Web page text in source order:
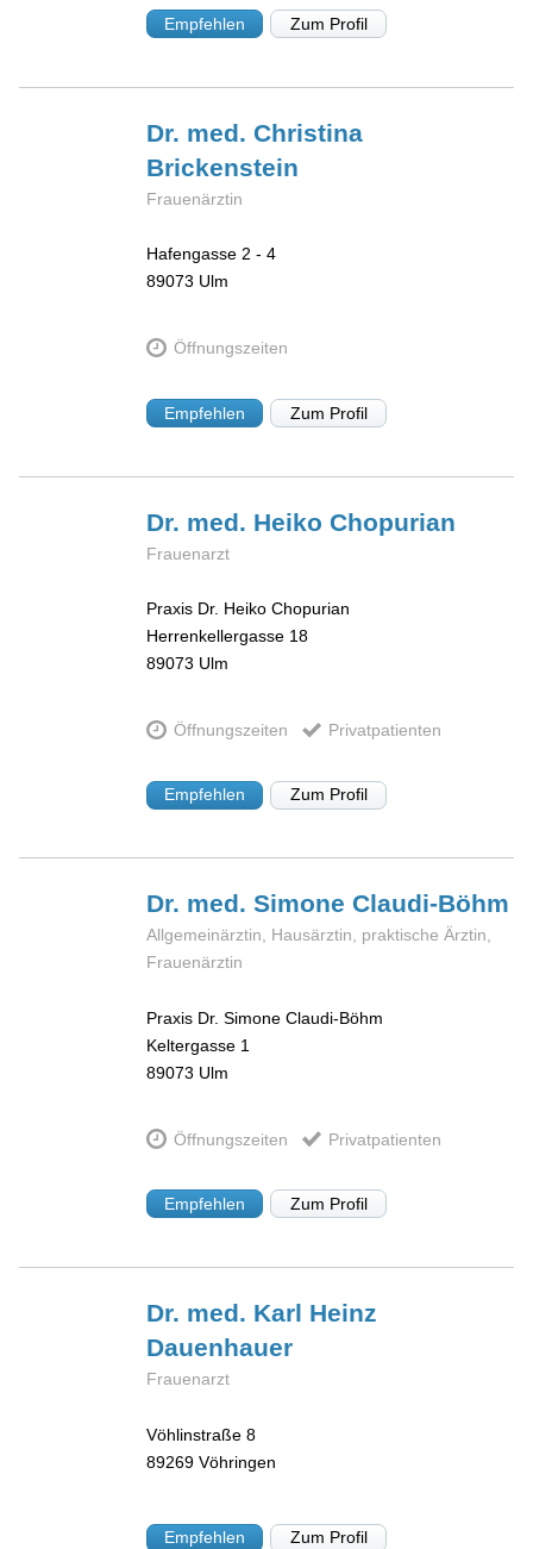
Empfehlen Zum Profil
Dr. med. Christina
Brickenstein
Frauenärztin
Hafengasse 2 - 4
89073 Ulm
Öffnungszeiten
Empfehlen Zum Profil
Dr. med. HeikoChopurian
Frauenarzt
Praxis Dr. Heiko Chopurian
Herrenkellergasse 18
89073 Ulm
Öffnungszeiten Privatpatienten
Empfehlen Zum Profil
Dr. med. SimoneClaudi-Böhm
Allgemeinärztin, Hausärztin, praktische Ärztin,
Frauenärztin
Praxis Dr. Simone Claudi-Böhm
Keltergasse 1
89073 Ulm
Öffnungszeiten Privatpatienten
Empfehlen Zum Profil
Dr. med. Karl Heinz
Dauenhauer
Frauenarzt
Vöhlinstraße 8
89269 Vöhringen
Empfehlen Zum Profil